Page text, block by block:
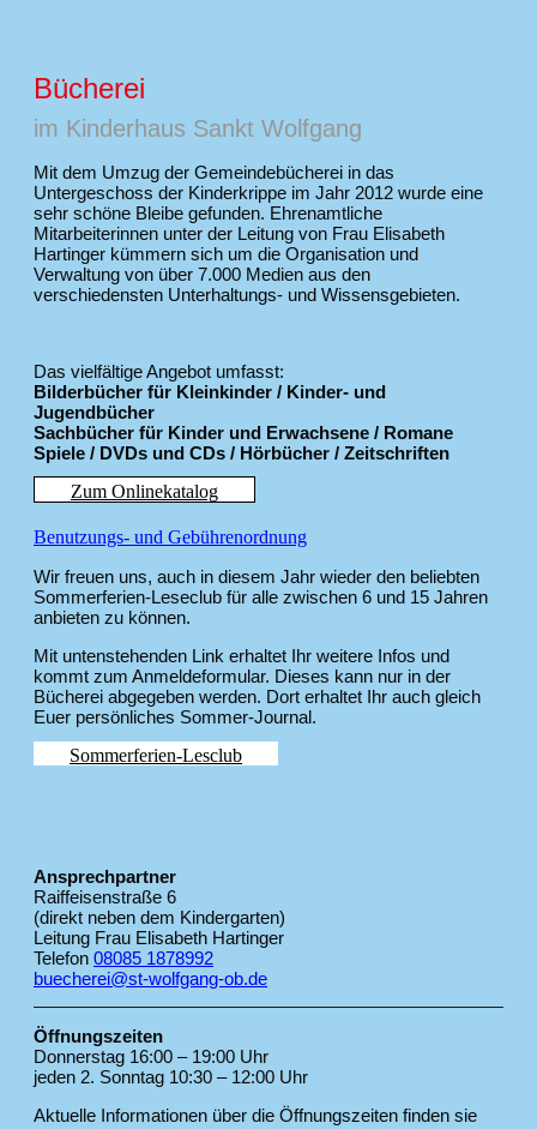
Bücherei
im Kinderhaus Sankt Wolfgang
Mit dem Umzug der Gemeindebücherei in das
Untergeschoss der Kinderkrippe im Jahr 2012 wurde eine
sehr schöne Bleibe gefunden. Ehrenamtliche
Mitarbeiterinnen unter der Leitung von Frau Elisabeth
Hartinger kümmern sich um die Organisation und
Verwaltung von über 7.000 Medien aus den
verschiedensten Unterhaltungs- und Wissensgebieten.
Das vielfältige Angebot umfasst:
Bilderbücher für Kleinkinder / Kinder- und
Jugendbücher
Sachbücher für Kinder und Erwachsene / Romane
Spiele / DVDs und CDs / Hörbücher / Zeitschriften
Zum Onlinekatalog
Benutzungs- und Gebührenordnung
Wir freuen uns, auch in diesem Jahr wieder den beliebten
Sommerferien-Leseclub für alle zwischen 6 und 15 Jahren
anbieten zu können.
Mit untenstehenden Link erhaltet Ihr weitere Infos und
kommt zum Anmeldeformular. Dieses kann nur in der
Bücherei abgegeben werden. Dort erhaltet Ihr auch gleich
Euer persönliches Sommer-Journal.
Sommerferien-Lesclub
Ansprechpartner
Raiffeisenstraße 6
(direkt neben dem Kindergarten)
Leitung Frau Elisabeth Hartinger
Telefon 08085 1878992
buecherei@st-wolfgang-ob.de
Öffnungszeiten
Donnerstag 16:00 – 19:00 Uhr
jeden 2. Sonntag 10:30 – 12:00 Uhr
Aktuelle Informationen über die Öffnungszeiten finden sie